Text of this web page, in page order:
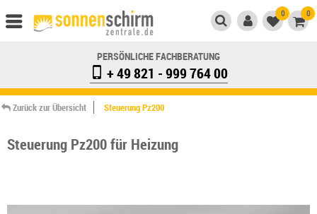
0 0
PERSÖNLICHE FACHBERATUNG
+ 49 821 - 999 764 00
Zurück zur Übersicht Steuerung Pz200
Steuerung Pz200 für Heizung